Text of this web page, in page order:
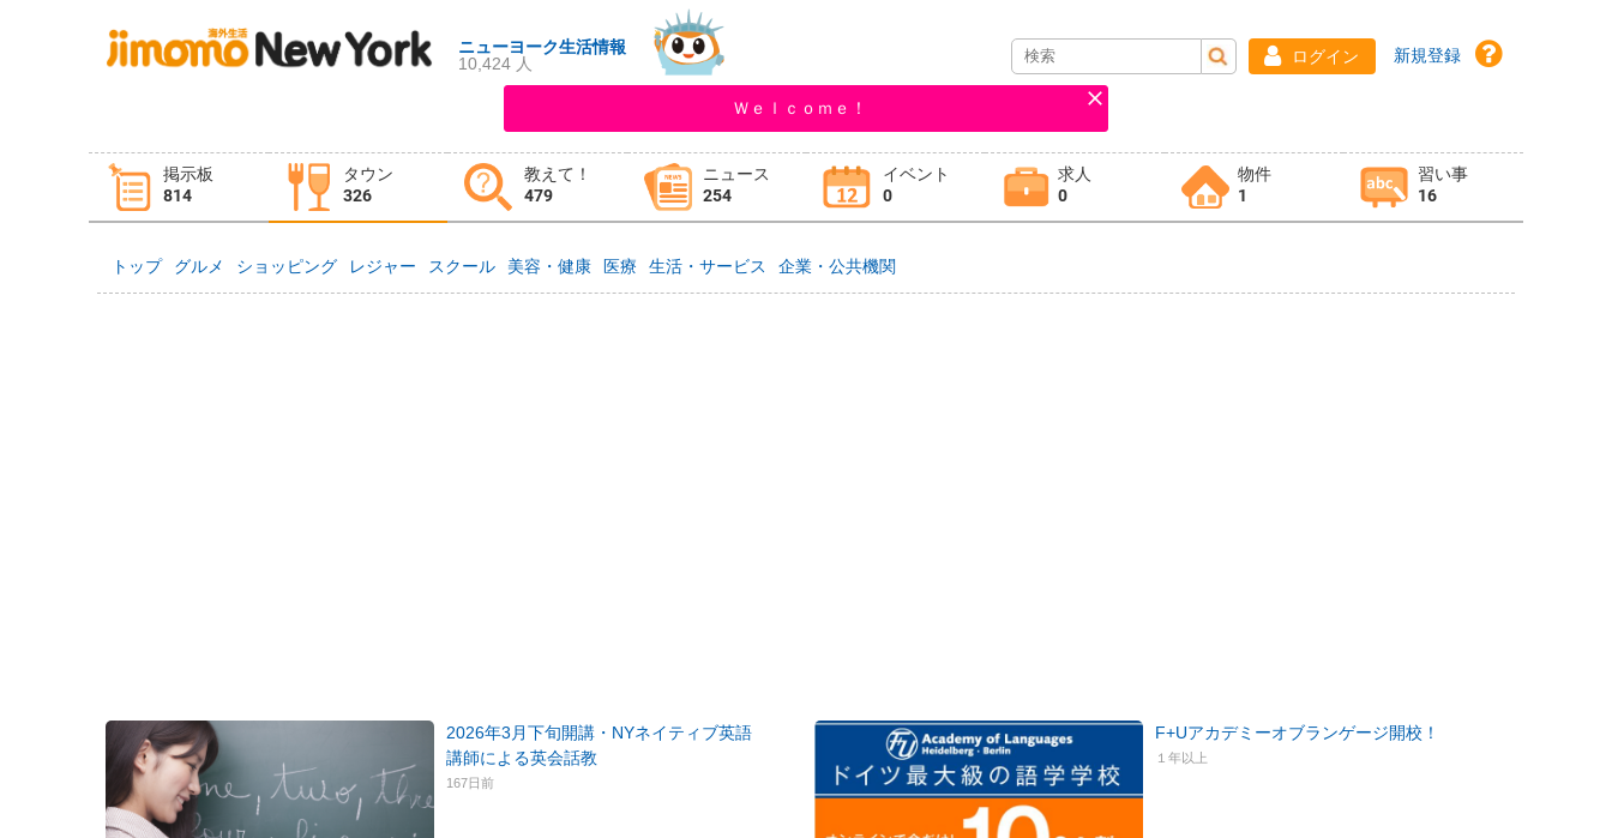
ニューヨーク生活情報
10,424 人
ログイン 新規登録
Ｗｅｌｃｏｍｅ！
掲示板
814
タウン
326
教えて！
479
ニュース
254
イベント
0
求人
0
物件
1
習い事
16
タウン情報 教えて！
イベント 求人
トップ グルメ ショッピング レジャー スクール 美容・健康 医療 生活・サービス 企業・公共機関
2026年3月下旬開講・NYネイティブ英語
講師による英会話教
167日前
F+Uアカデミーオブランゲージ開校！
１年以上